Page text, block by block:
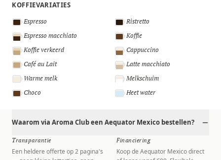
KOFFIEVARIATIES
Espresso
Ristretto
Espresso macchiato
Koffie
Koffie verkeerd
Cappuccino
Café au Lait
Latte macchiato
Warme melk
Melkschuim
Choco
Heet water
Waarom via Aroma Club een Aequator Mexico bestellen?
Transparantie
Een heldere offerte op 2 pagina's
Financiering
Koop de Aequator Mexico direct